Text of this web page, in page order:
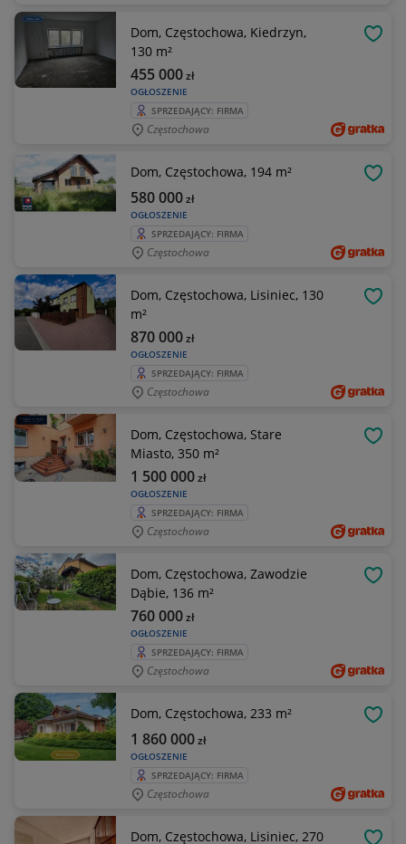
Dom, Częstochowa, Kiedrzyn,
130 m²
OGŁOSZENIE
455 000zł
SPRZEDAJĄCY: FIRMA
Częstochowa
Dom, Częstochowa, 194 m²
OGŁOSZENIE
580 000zł
SPRZEDAJĄCY: FIRMA
Częstochowa
Dom, Częstochowa, Lisiniec, 130
m²
OGŁOSZENIE
870 000zł
SPRZEDAJĄCY: FIRMA
Częstochowa
Dom, Częstochowa, Stare
Miasto, 350 m²
OGŁOSZENIE
1 500 000zł
SPRZEDAJĄCY: FIRMA
Częstochowa
Dom, Częstochowa, Zawodzie
Dąbie, 136 m²
OGŁOSZENIE
760 000zł
SPRZEDAJĄCY: FIRMA
Częstochowa
Dom, Częstochowa, 233 m²
OGŁOSZENIE
1 860 000zł
SPRZEDAJĄCY: FIRMA
Częstochowa
Dom, Częstochowa, Lisiniec, 270